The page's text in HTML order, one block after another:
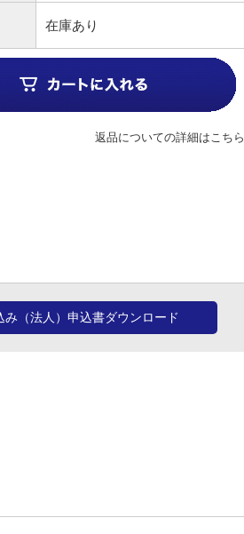
在庫あり
返品についての詳細はこちら
み（法人）申込書ダウンロード